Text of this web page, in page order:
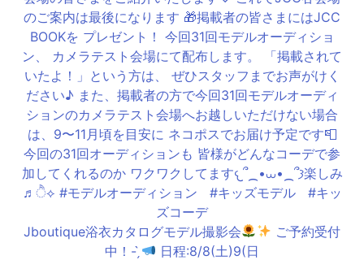
Jboutique浴衣カタログモデル撮影会
ご予約受付
中！- ̗̀
日程:8/8(土)9(日